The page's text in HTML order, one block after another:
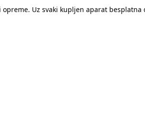
Uz svaki kupljen aparat